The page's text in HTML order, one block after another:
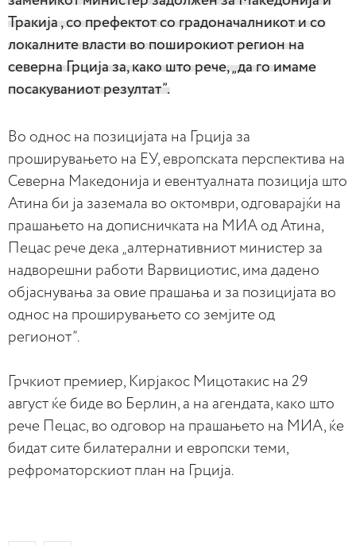
Тракија , со префектот со градоначалникот и со
локалните власти во поширокиот регион на
северна Грција за, како што рече, „да го имаме
посакуваниот резултат”.
Во однос на позицијата на Грција за
проширувањето на ЕУ, европската перспектива на
Северна Македонија и евентуалната позиција што
Атина би ја заземала во октомври, одговарајќи на
прашањето на дописничката на МИА од Атина,
Пецас рече дека „алтернативниот министер за
надворешни работи Варвициотис, има дадено
објаснувања за овие прашања и за позицијата во
однос на проширувањето со земјите од
регионот”.
Грчкиот премиер, Кирјакос Мицотакис на 29
август ќе биде во Берлин, а на агендата, како што
рече Пецас, во одговор на прашањето на МИА, ќе
бидат сите билатерални и европски теми,
рефроматорскиот план на Грција.